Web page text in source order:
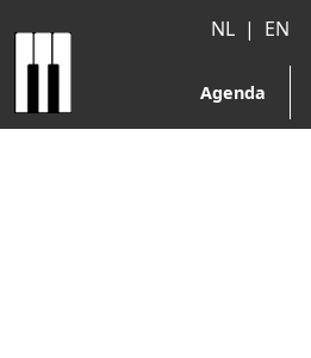
NL | EN
Agenda